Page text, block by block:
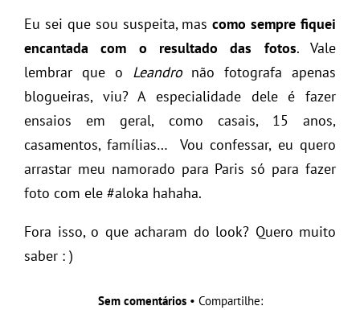
Eu sei que sou suspeita, mas como sempre fiquei
encantada com o resultado das fotos. Vale
lembrar que o Leandronão fotografa apenas
blogueiras, viu? A especialidade dele é fazer
ensaios em geral, como casais, 15 anos,
casamentos, famílias… Vou confessar, eu quero
arrastar meu namorado para Paris só para fazer
foto com ele #aloka hahaha.
Fora isso, o que acharam do look? Quero muito
saber : )
Sem comentários• Compartilhe: